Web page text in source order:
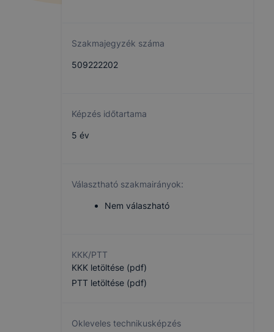
Szakmajegyzék száma
509222202
Képzés időtartama
5 év
Választható szakmairányok:
Nem válaszható
KKK/PTT
KKK letöltése (pdf)
PTT letöltése (pdf)
Okleveles technikusképzés